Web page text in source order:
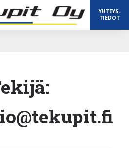
YHTEYS-
TIEDOT